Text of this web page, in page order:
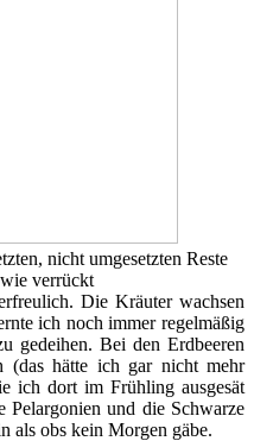
nicht umgesetzten Reste
verrückt
Die Kräuter wachsen
ich noch immer regelmäßig
gedeihen. Bei den Erdbeeren
(das hätte ich gar nicht mehr
ich dort im Frühling ausgesät
Pelargonien und die Schwarze
als obs kein Morgen gäbe.